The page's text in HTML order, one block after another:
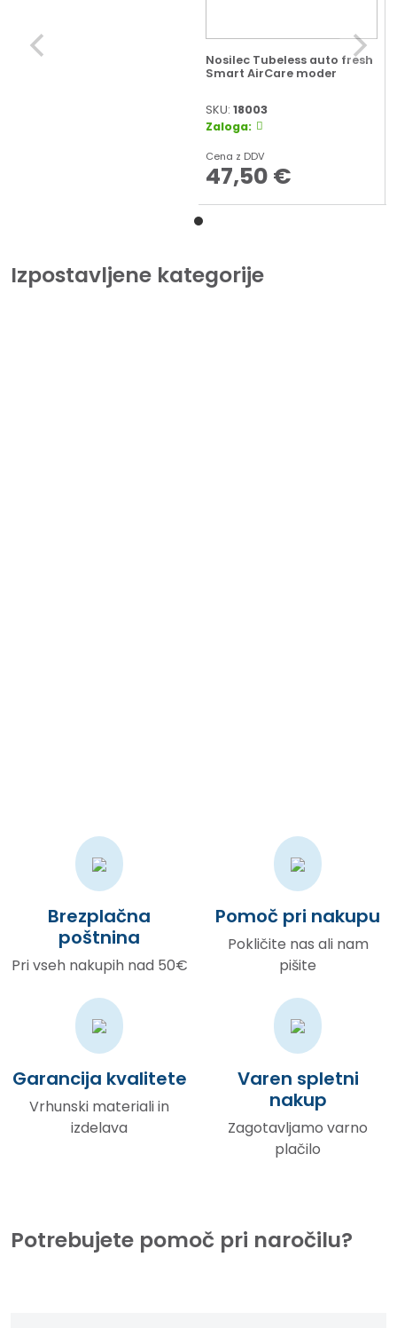
Nosilec Tubeless auto fresh
Smart AirCare moder
SKU:18003
Zaloga:
Cena z DDV
47,50 €
Izpostavljene kategorije
Brezplačna
poštnina
Pri vseh nakupih nad 50€
Pomoč pri nakupu
Pokličite nas ali nam
pišite
Garancija kvalitete
Vrhunski materiali in
izdelava
Varen spletni
nakup
Zagotavljamo varno
plačilo
Potrebujete pomoč pri naročilu?